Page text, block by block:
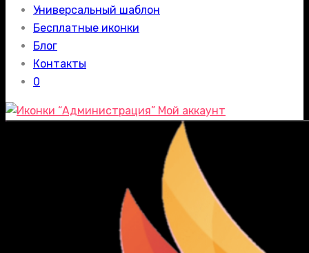
Универсальный шаблон
Бесплатные иконки
Блог
Контакты
0
Мой аккаунт